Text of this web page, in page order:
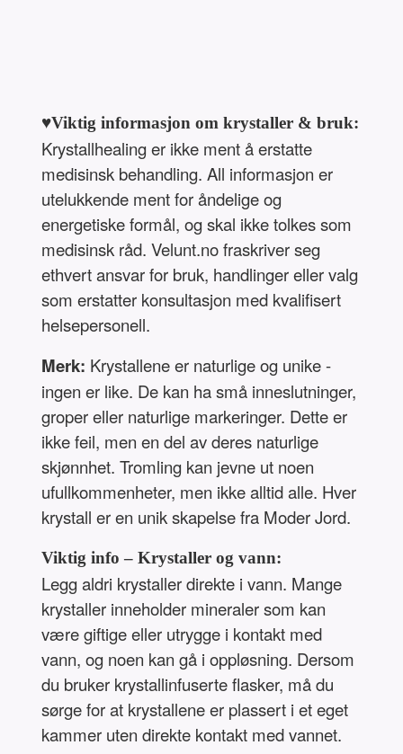
♥Viktig informasjon om krystaller & bruk:
Krystallhealing er ikke ment å erstatte
medisinsk behandling. All informasjon er
utelukkende ment for åndelige og
energetiske formål, og skal ikke tolkes som
medisinsk råd. Velunt.no fraskriver seg
ethvert ansvar for bruk, handlinger eller valg
som erstatter konsultasjon med kvalifisert
helsepersonell.
Merk: Krystallene er naturlige og unike -
ingen er like. De kan ha små inneslutninger,
groper eller naturlige markeringer. Dette er
ikke feil, men en del av deres naturlige
skjønnhet. Tromling kan jevne ut noen
ufullkommenheter, men ikke alltid alle. Hver
krystall er en unik skapelse fra Moder Jord.
Viktig info – Krystaller og vann:
Legg aldri krystaller direkte i vann. Mange
krystaller inneholder mineraler som kan
være giftige eller utrygge i kontakt med
vann, og noen kan gå i oppløsning. Dersom
du bruker krystallinfuserte flasker, må du
sørge for at krystallene er plassert i et eget
kammer uten direkte kontakt med vannet.